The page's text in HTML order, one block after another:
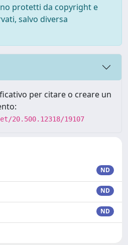
protetti da copyright e
salvo diversa
per citare o creare un
20.500.12318/19107
ND
ND
ND